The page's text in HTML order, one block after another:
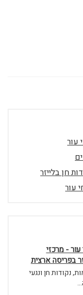
עור
חן בלייזר
עור
- מרכזי
בפריסה ארצית
נקודות חן ונגעי